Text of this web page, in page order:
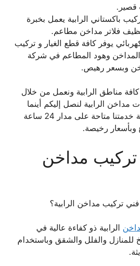
قصير.
باكستاني الرابية يعمل بخبرة
فلاتر مداخن مطاعم.
يوفر كافة قطع الغيار و تركيب
وهود المطاعم في شركة
وبسعر رهيص.
مناطق الرابية ونعمل من خلال
الرابية لنصل إليكم أينما
كنتم وبأقصى سرعة خدمتنا متاحة على مدار 24 ساعة
وبأسعار رخيصة.
مداخن
تركيب مداخن الرابية؟
الرابية ذو كفاءة عالية في
والفلل والشقق وباستخدام